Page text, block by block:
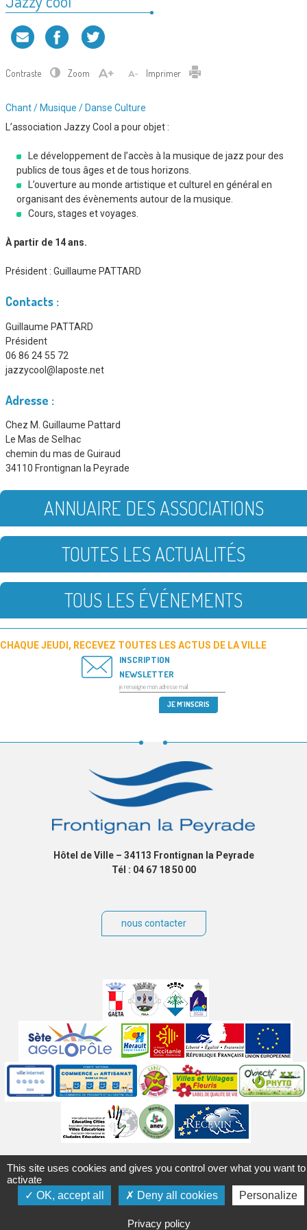
Contraste Zoom Imprimer
Type
d'association
Chant / Musique / Danse Culture
L’association Jazzy Cool a pour objet :
Le développement de l’accès à la musique de jazz pour des
publics de tous âges et de tous horizons.
L’ouverture au monde artistique et culturel en général en
organisant des évènements autour de la musique.
Cours, stages et voyages.
À partir de 14 ans.
Président : Guillaume PATTARD
Contacts :
Guillaume PATTARD
Président
06 86 24 55 72
jazzycool@laposte.net
Adresse :
Chez M. Guillaume Pattard
Le Mas de Selhac
chemin du mas de Guiraud
34110 Frontignan la Peyrade
ANNUAIRE DES ASSOCIATIONS
TOUTES LES ACTUALITÉS
TOUS LES ÉVÉNEMENTS
CHAQUE JEUDI, RECEVEZ TOUTES LES ACTUS DE LA VILLE
INSCRIPTION
NEWSLETTER
Hôtel de Ville – 34113 Frontignan la Peyrade
Tél : 04 67 18 50 00
nous contacter
partenaires
Labels
Mentions légales Accessibilité Plan du site
Contact
Crédits
Gérer les cookies Politique de confidentialité
This site uses cookies and gives you control over what you want to
activate
OK, accept all
Deny all cookies Personalize
Privacy policy